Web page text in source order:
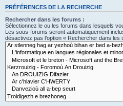
PRÉFÉRENCES DE LA RECHERCHE
Rechercher dans les forums :
Sélectionnez le ou les forums dans lesquels
Les sous-forums seront automatiquement
désactivez pas l’option « Rechercher dans